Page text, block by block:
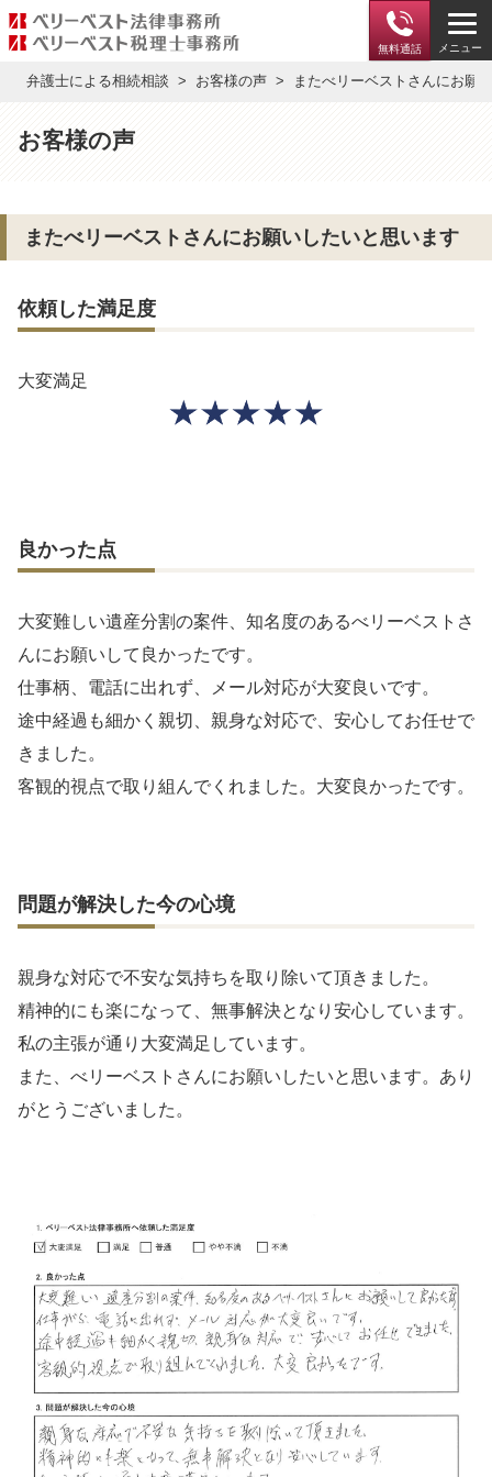
無料通話 メニュー
弁護士による相続相談 お客様の声 またべリーベストさんにお願
お客様の声
またべリーベストさんにお願いしたいと思います
依頼した満足度
大変満足
良かった点
大変難しい遺産分割の案件、知名度のあるべリーベストさ
んにお願いして良かったです。
仕事柄、電話に出れず、メール対応が大変良いです。
途中経過も細かく親切、親身な対応で、安心してお任せで
きました。
客観的視点で取り組んでくれました。大変良かったです。
問題が解決した今の心境
親身な対応で不安な気持ちを取り除いて頂きました。
精神的にも楽になって、無事解決となり安心しています。
私の主張が通り大変満足しています。
また、べリーベストさんにお願いしたいと思います。あり
がとうございました。